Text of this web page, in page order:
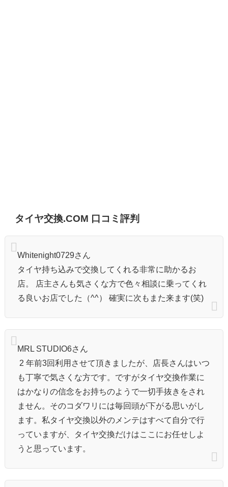
タイヤ交換.COM 口コミ評判
Whitenight0729さん
タイヤ持ち込みで交換してくれる非常に助かるお
店。 店主さんも気さくな方で色々相談に乗ってくれ
る良いお店でした（^^） 確実に次もまた来ます(笑)
MRL STUDIO6さん
2 年前3回利用させて頂きましたが、店長さんはいつ
も丁寧で気さくな方です。ですがタイヤ交換作業に
はかなりの信念をお持ちのようで一切手抜きをされ
ません。そのコダワリには毎回頭が下がる思いがし
ます。私タイヤ交換以外のメンテはすべて自分で行
っていますが、タイヤ交換だけはここにお任せしよ
うと思っています。